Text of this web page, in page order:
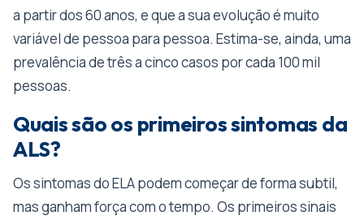
a partir dos 60 anos, e que a sua evolução é muito
variável de pessoa para pessoa. Estima-se, ainda, uma
prevalência de três a cinco casos por cada 100 mil
pessoas.
Quais são os primeiros sintomas da
ALS?
Os sintomas do ELA podem começar de forma subtil,
mas ganham força com o tempo. Os primeiros sinais